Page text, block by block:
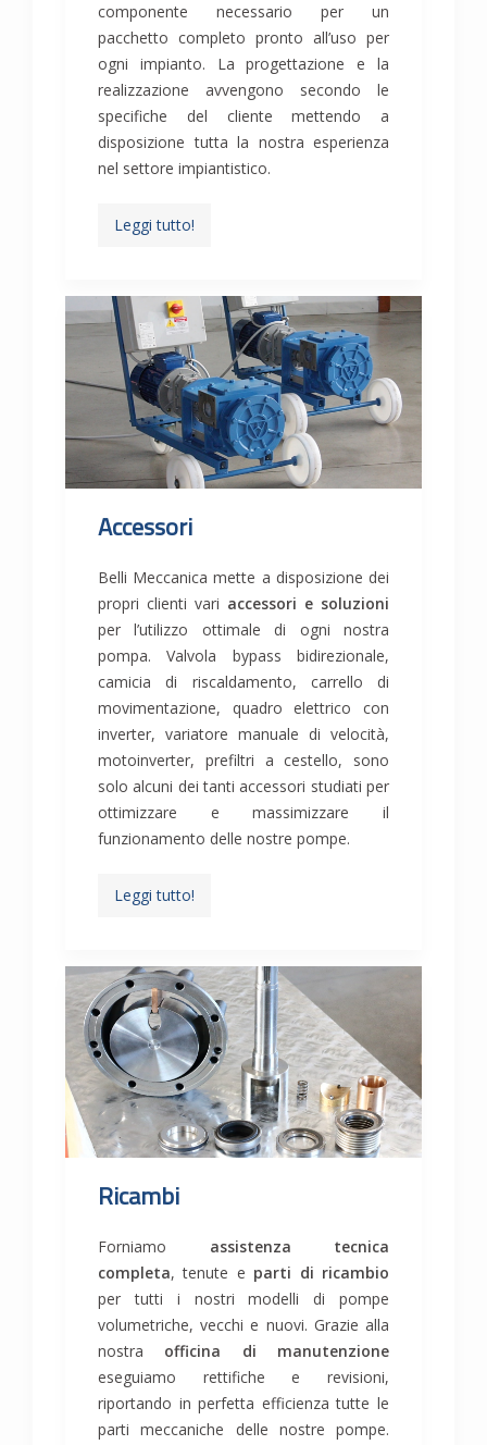
componente necessario per un
pacchetto completo pronto all’uso per
ogni impianto. La progettazione e la
realizzazione avvengono secondo le
specifiche del cliente mettendo a
disposizione tutta la nostra esperienza
nel settore impiantistico.
Leggi tutto!
Accessori
Belli Meccanica mette a disposizione dei
propri clienti vari accessori e soluzioni
per l’utilizzo ottimale di ogni nostra
pompa. Valvola bypass bidirezionale,
camicia di riscaldamento, carrello di
movimentazione, quadro elettrico con
inverter, variatore manuale di velocità,
motoinverter, prefiltri a cestello, sono
solo alcuni dei tanti accessori studiati per
ottimizzare e massimizzare il
funzionamento delle nostre pompe.
Leggi tutto!
Ricambi
Forniamo assistenza tecnica
completa, tenute e parti di ricambio
per tutti i nostri modelli di pompe
volumetriche, vecchi e nuovi. Grazie alla
nostra officina di manutenzione
eseguiamo rettifiche e revisioni,
riportando in perfetta efficienza tutte le
parti meccaniche delle nostre pompe.